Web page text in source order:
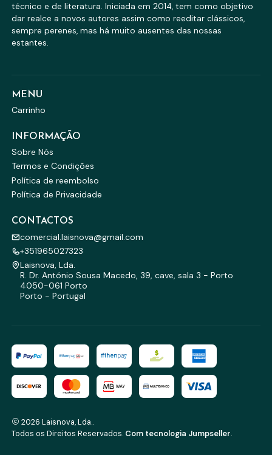
técnico e de literatura. Iniciada em 2014, tem como objetivo
dar realce a novos autores assim como reeditar clássicos,
sempre perenes, mas há muito ausentes das nossas
estantes.
MENU
Carrinho
INFORMAÇÃO
Sobre Nós
Termos e Condições
Política de reembolso
Política de Privacidade
CONTACTOS
comercial.laisnova@gmail.com
+351965027323
Laisnova, Lda.
R. Dr. António Sousa Macedo, 39, cave, sala 3 - Porto
4050-061 Porto
Porto - Portugal
2026 Laisnova, Lda..
Todos os Direitos Reservados. Com tecnologia Jumpseller.